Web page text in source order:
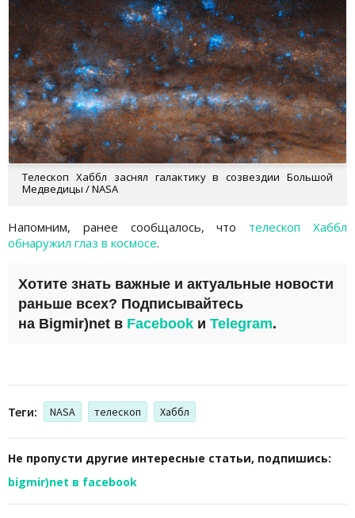
Телескоп Хаббл заснял галактику в созвездии Большой
Медведицы / NASA
Напомним, ранее сообщалось, что телескоп Хаббл
обнаружил глаз в космосе.
Хотите знать важные и актуальные новости
раньше всех? Подписывайтесь
на Bigmir)net в Facebook и Telegram.
Теги: NASA телескоп Хаббл
Не пропусти другие интересные статьи, подпишись:
bigmir)net в facebook